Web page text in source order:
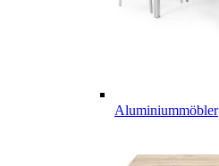
Aluminiummöbler